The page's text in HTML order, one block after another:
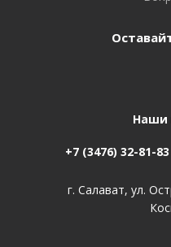
Наши
+7 (3476) 32-81-83
г. Салават, ул.